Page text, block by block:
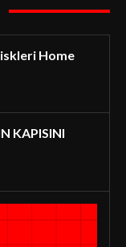
Home
KAPISINI